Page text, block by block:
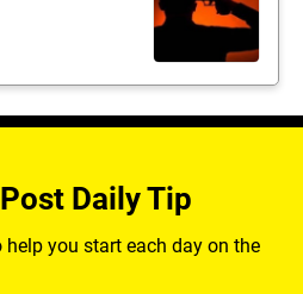
Daily Tip
you start each day on the